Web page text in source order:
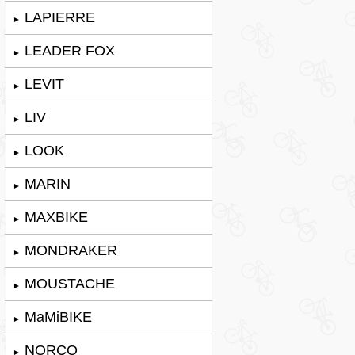
► LAPIERRE
► LEADER FOX
► LEVIT
► LIV
► LOOK
► MARIN
► MAXBIKE
► MONDRAKER
► MOUSTACHE
► MaMiBIKE
► NORCO